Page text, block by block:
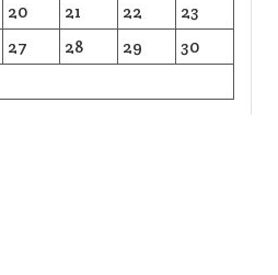
20 21 22
23
27 28 29
30